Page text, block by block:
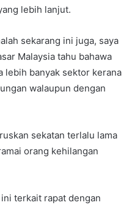
lebih lanjut.
sekarang ini juga, saya
Malaysia tahu bahawa
lebih banyak sektor kerana
walaupun dengan
sekatan terlalu lama
orang kehilangan
terkait rapat dengan